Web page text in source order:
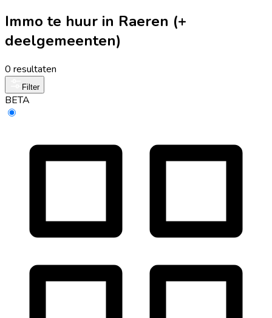
Immo te huur in Raeren (+
deelgemeenten)
0 resultaten
Filter
BETA